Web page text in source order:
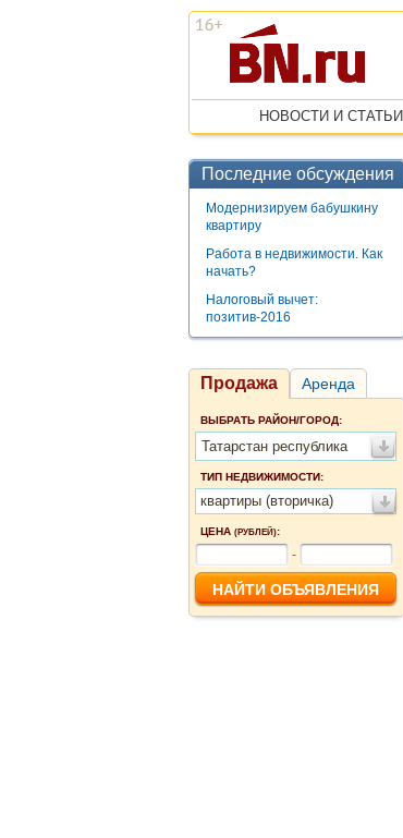
НОВОСТИ И СТАТЬИ
Последние обсуждения
Модернизируем бабушкину
квартиру
Работа в недвижимости. Как
начать?
Налоговый вычет:
позитив-2016
Продажа Аренда
ВЫБРАТЬ РАЙОН/ГОРОД:
Татарстан республика
ТИП НЕДВИЖИМОСТИ:
квартиры (вторичка)
ЦЕНА (РУБЛЕЙ):
-